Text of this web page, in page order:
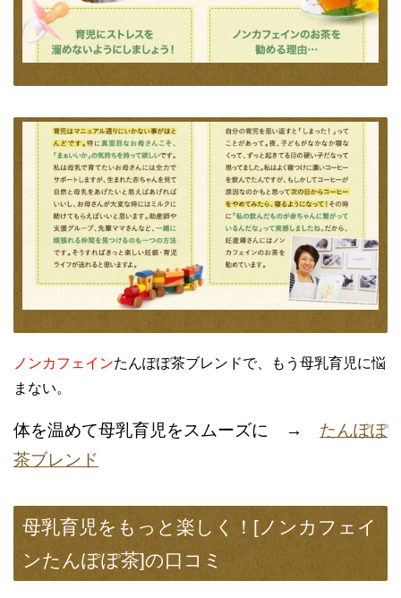
ノンカフェインたんぽぽ茶ブレンドで、もう母乳育児に悩
まない。
体を温めて母乳育児をスムーズに → たんぽぽ
茶ブレンド
母乳育児をもっと楽しく！[ノンカフェイ
ンたんぽぽ茶]の口コミ